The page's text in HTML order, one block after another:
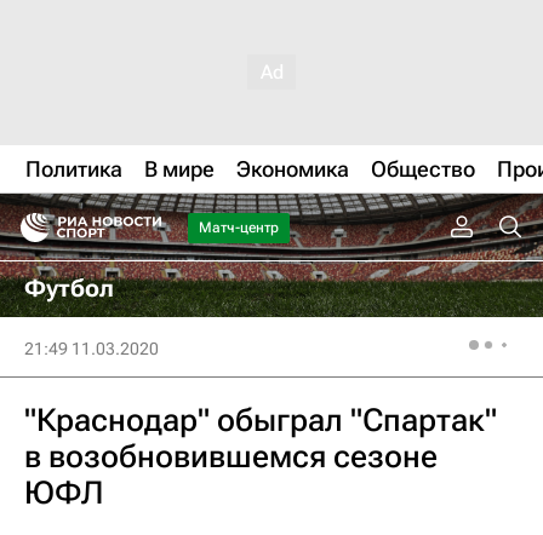
Политика В мире Экономика Общество
Матч-центр
Футбол
21:49 11.03.2020
"Краснодар" обыграл "Спартак"
в возобновившемся сезоне
ЮФЛ